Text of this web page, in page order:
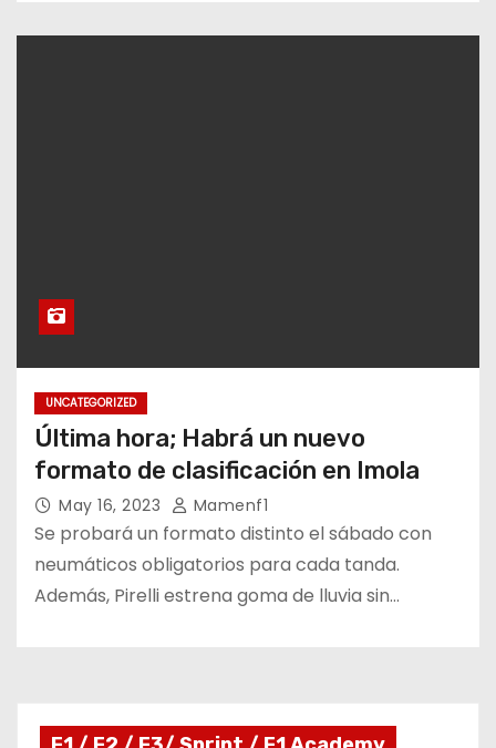
UNCATEGORIZED
Última hora; Habrá un nuevo
formato de clasificación en Imola
May 16, 2023 Mamenf1
Se probará un formato distinto el sábado con
neumáticos obligatorios para cada tanda.
Además, Pirelli estrena goma de lluvia sin…